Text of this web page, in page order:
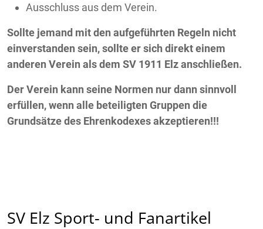
Ausschluss aus dem Verein.
Sollte jemand mit den aufgeführten Regeln nicht
einverstanden sein, sollte er sich direkt einem
anderen Verein als dem SV 1911 Elz anschließen.
Der Verein kann seine Normen nur dann sinnvoll
erfüllen, wenn alle beteiligten Gruppen die
Grundsätze des Ehrenkodexes akzeptieren!!!
SV Elz Sport- und Fanartikel